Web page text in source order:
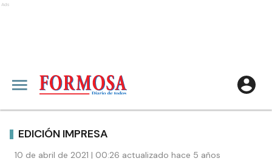
Ads
EDICIÓN IMPRESA
10 de abril de 2021 | 00:26 actualizado hace 5 años